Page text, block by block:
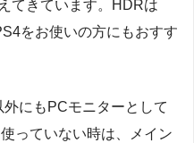
てきています。HDRは
をお使いの方にもおすす
にもPCモニターとして
っていない時は、メイン